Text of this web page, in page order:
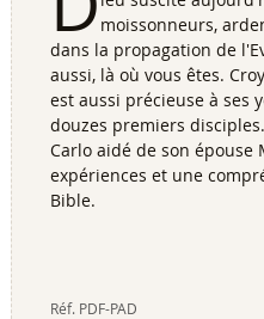
moissonneurs,
dans la propagation de
aussi, là où vous êtes.
est aussi précieuse à ses
douzes premiers disciples.
Carlo aidé de son épouse
expériences et une
Bible.
Réf. PDF-PAD